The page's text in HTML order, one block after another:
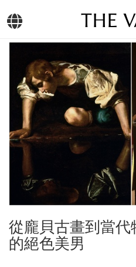
THE
從龐貝古畫到當
的絕色美男